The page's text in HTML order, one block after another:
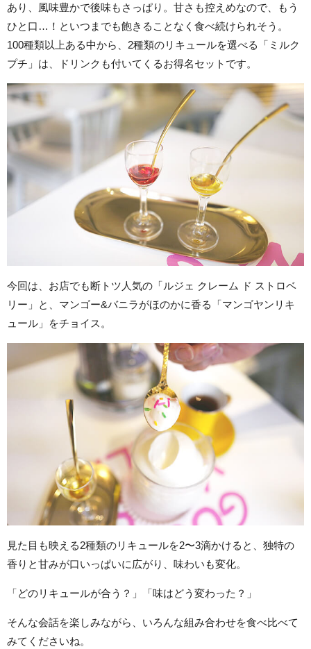
あり、風味豊かで後味もさっぱり。甘さも控えめなので、もう
ひと口…！といつまでも飽きることなく食べ続けられそう。
100種類以上ある中から、2種類のリキュールを選べる「ミルク
プチ」は、ドリンクも付いてくるお得名セットです。
今回は、お店でも断トツ人気の「ルジェ クレーム ド ストロベ
リー」と、マンゴー&バニラがほのかに香る「マンゴヤンリキ
ュール」をチョイス。
見た目も映える2種類のリキュールを2〜3滴かけると、独特の
香りと甘みが口いっぱいに広がり、味わいも変化。
「どのリキュールが合う？」「味はどう変わった？」
そんな会話を楽しみながら、いろんな組み合わせを食べ比べて
みてくださいね。